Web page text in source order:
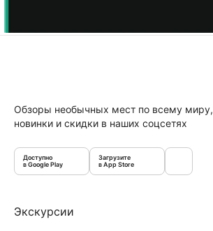
Обзоры необычных мест по всему миру,
новинки и скидки в наших соцсетях
Доступно
в Google Play
Загрузите
в App Store
Экскурсии